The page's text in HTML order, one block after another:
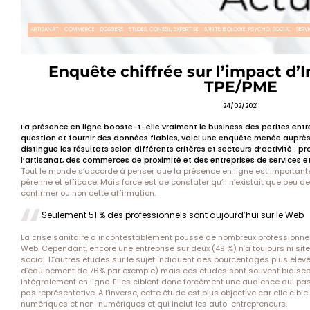
ARTISANAT COMMERCE DOSSIERS ETUDES, CONSEIL, EXPERTISE SANTÉ, BIOLOGIE, PSYCHO, SOCIAL
Enquête chiffrée sur l’impact
TPE/PME
24/02/2021
La présence en ligne booste-t-elle vraiment le business des petites
question et fournir des données fiables, voici une enquête menée
distingue les résultats selon différents critères et secteurs d’activité :
l’artisanat, des commerces de proximité et des entreprises de services
Tout le monde s’accorde à penser que la présence en ligne est
pérenne et efficace. Mais force est de constater qu’il n’existait que peu
confirmer ou non cette affirmation.
Seulement 51 % des professionnels sont aujourd’hui sur le Web
La crise sanitaire a incontestablement poussé de nombreux
Web. Cependant, encore une entreprise sur deux (49 %) n’a toujours ni
social. D’autres études sur le sujet indiquent des pourcentages plus
d’équipement de 76% par exemple) mais ces études sont souvent
intégralement en ligne. Elles ciblent donc forcément une audience qui
pas représentative. A l’inverse, cette étude est plus objective car elle
numériques et non-numériques et qui inclut les auto-entrepreneurs.